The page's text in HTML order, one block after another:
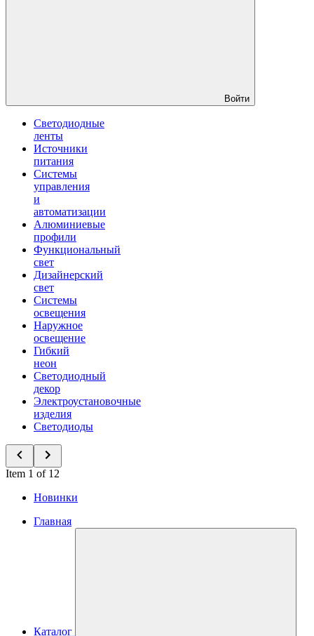
Войти
Светодиодные
ленты
Источники
питания
Системы
управления
и
автоматизации
Алюминиевые
профили
Функциональный
свет
Дизайнерский
свет
Системы
освещения
Наружное
освещение
Гибкий
неон
Светодиодный
декор
Электроустановочные
изделия
Светодиоды
Item 1 of 12
Новинки
Главная
Каталог